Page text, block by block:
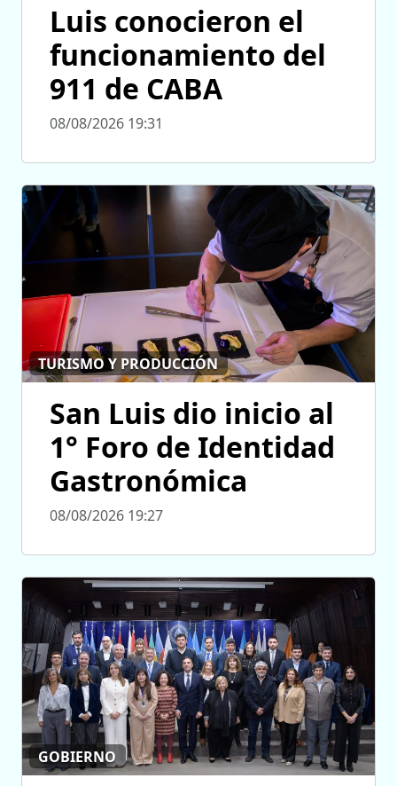
Luis conocieron el
funcionamiento del
911 de CABA
08/08/2026 19:31
TURISMO Y PRODUCCIÓN
San Luis dio inicio al
1° Foro de Identidad
Gastronómica
08/08/2026 19:27
GOBIERNO